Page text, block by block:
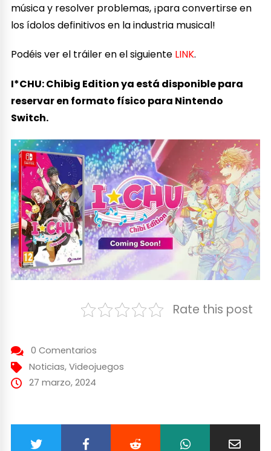
música y resolver problemas, ¡para convertirse en
los ídolos definitivos en la industria musical!
Podéis ver el tráiler en el siguiente LINK.
I*CHU: Chibig Edition ya está disponible para
reservar en formato físico para Nintendo
Switch.
Rate this post
0 Comentarios
Noticias, Videojuegos
27 marzo, 2024